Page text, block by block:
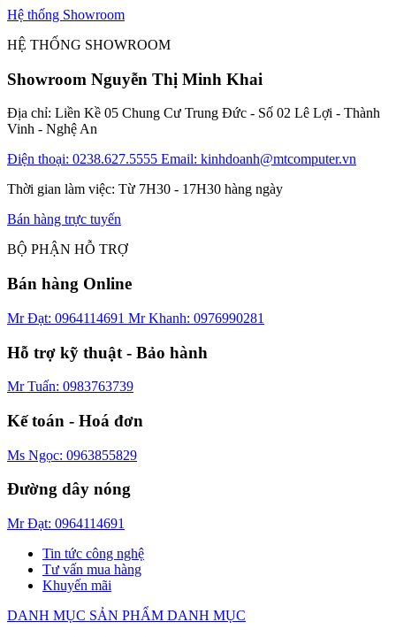
Hệ thống Showroom
HỆ THỐNG SHOWROOM
Showroom Nguyễn Thị Minh Khai
Địa chỉ: Liền Kề 05 Chung Cư Trung Đức - Số 02 Lê Lợi - Thành
Vinh - Nghệ An
Điện thoại: 0238.627.5555 Email: kinhdoanh@mtcomputer.vn
Thời gian làm việc: Từ 7H30 - 17H30 hàng ngày
Bán hàng trực tuyến
BỘ PHẬN HỖ TRỢ
Bán hàng Online
Mr Đạt: 0964114691 Mr Khanh: 0976990281
Hỗ trợ kỹ thuật - Bảo hành
Mr Tuấn: 0983763739
Kế toán - Hoá đơn
Ms Ngọc: 0963855829
Đường dây nóng
Mr Đạt: 0964114691
Tin tức công nghệ
Tư vấn mua hàng
Khuyến mãi
DANH MỤC SẢN PHẨM DANH MỤC